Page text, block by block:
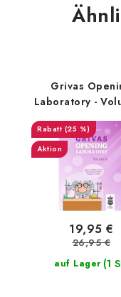
Grivas
Laboratory -
(25 %)
Aktion
auf Lager (1
19,95 €
26,95 €